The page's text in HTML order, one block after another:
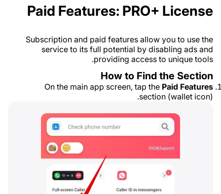
Paid Features: PRO+ License
Subscription and paid features allow you to use the
service to its full potential by disabling ads and
providing access to unique tools.
How to Find the Section
On the main app screen, tap the Paid Features
section (wallet icon).